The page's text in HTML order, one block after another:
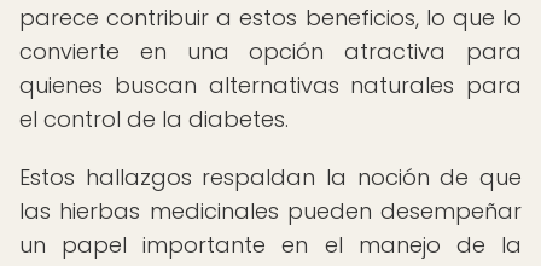
parece contribuir a estos beneficios, lo que lo
convierte en una opción atractiva para
quienes buscan alternativas naturales para
el control de la diabetes.
Estos hallazgos respaldan la noción de que
las hierbas medicinales pueden desempeñar
un papel importante en el manejo de la